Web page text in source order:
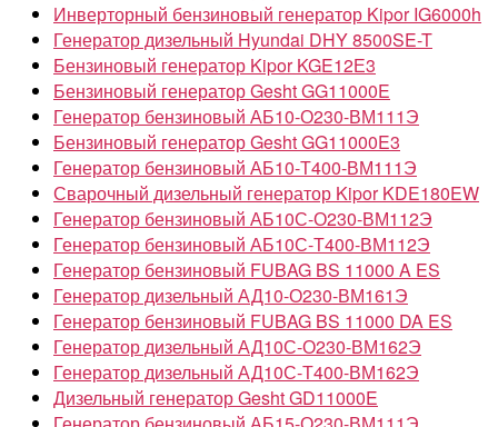
Инверторный бензиновый генератор Kipor IG6000h
Генератор дизельный Hyundai DHY 8500SE-T
Бензиновый генератор Kipor KGE12Е3
Бензиновый генератор Gesht GG11000E
Генератор бензиновый АБ10-О230-ВМ111Э
Бензиновый генератор Gesht GG11000E3
Генератор бензиновый АБ10-Т400-ВМ111Э
Сварочный дизельный генератор Kipor KDE180EW
Генератор бензиновый АБ10С-О230-ВМ112Э
Генератор бензиновый АБ10С-Т400-ВМ112Э
Генератор бензиновый FUBAG BS 11000 A ES
Генератор дизельный АД10-О230-ВМ161Э
Генератор бензиновый FUBAG BS 11000 DA ES
Генератор дизельный АД10С-О230-ВМ162Э
Генератор дизельный АД10С-Т400-ВМ162Э
Дизельный генератор Gesht GD11000E